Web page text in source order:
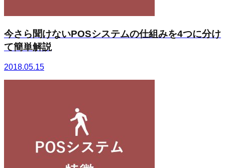
今さら聞けないPOSシステムの仕組みを4つに分け
て簡単解説
2018.05.15